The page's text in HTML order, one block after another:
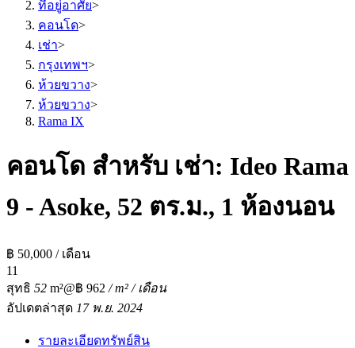
ที่อยู่อาศัย>
คอนโด>
เช่า>
กรุงเทพฯ>
ห้วยขวาง>
ห้วยขวาง>
Rama IX
คอนโด สำหรับ เช่า: Ideo Rama
9 - Asoke, 52 ตร.ม., 1 ห้องนอน
฿ 50,000 / เดือน
11
สุทธิ 52 m²@฿ 962 / m² / เดือน
อัปเดตล่าสุด 17 พ.ย. 2024
รายละเอียดทรัพย์สิน